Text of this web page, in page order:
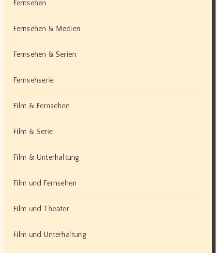
Fernsehen
Fernsehen & Medien
Fernsehen & Serien
Fernsehserie
Film & Fernsehen
Film & Serie
Film & Unterhaltung
Film und Fernsehen
Film und Theater
Film und Unterhaltung